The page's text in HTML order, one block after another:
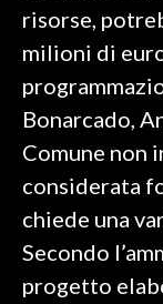
GOSSIP
SALUTE
SARDI NEL MONDO
NOTIZIE
risorse,
milioni di
Bonarcado,
Comune non
considerata
chiede una
Secondo
progetto